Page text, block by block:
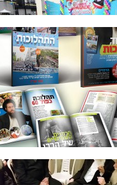
הרה"ח
תשע"ו
מרת חוה
מרת פייגל
מרת מרים
מרת דבורה